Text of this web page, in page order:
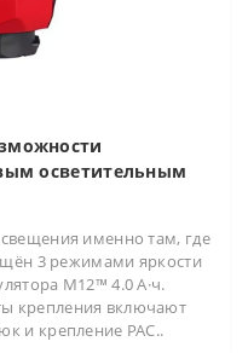
осветительным
именно там, где
3 режимами яркости
M12™ 4.0 А·ч.
крепления включают
и крепление PAC..